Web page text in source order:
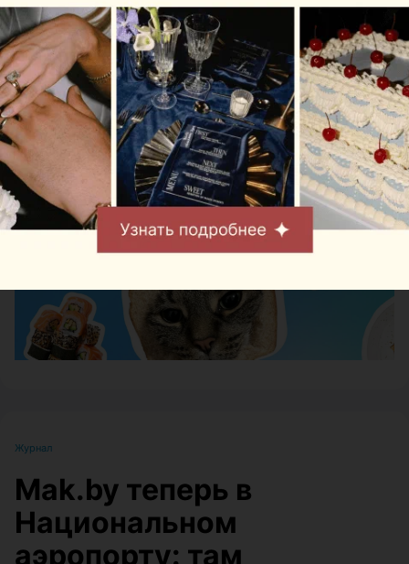
Следите за нами в соцсетях
ЭФФЕКТИВНАЯ РЕКЛАМА НА САЙТЕ
Журнал
Mak.by теперь в
Национальном
аэропорту: там